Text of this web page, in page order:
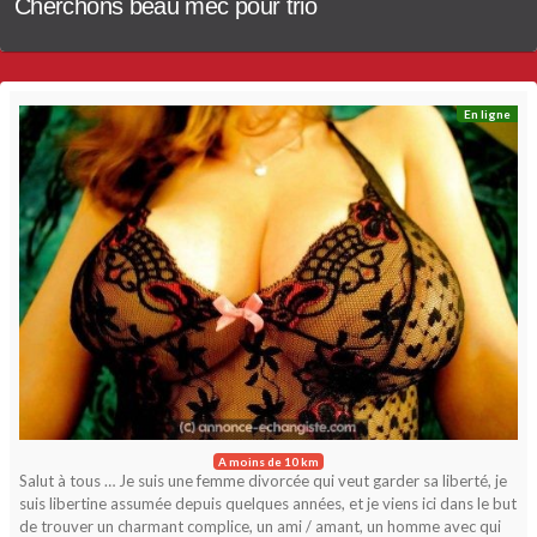
Cherchons beau mec pour trio
En ligne
A moins de 10 km
Salut à tous … Je suis une femme divorcée qui veut garder sa liberté, je
suis libertine assumée depuis quelques années, et je viens ici dans le but
de trouver un charmant complice, un ami / amant, un homme avec qui